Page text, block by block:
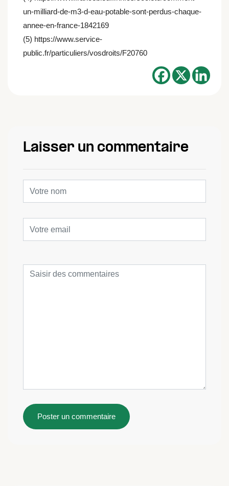
un-milliard-de-m3-d-eau-potable-sont-perdus-chaque-
annee-en-france-1842169
(5) https://www.service-
public.fr/particuliers/vosdroits/F20760
Laisser un commentaire